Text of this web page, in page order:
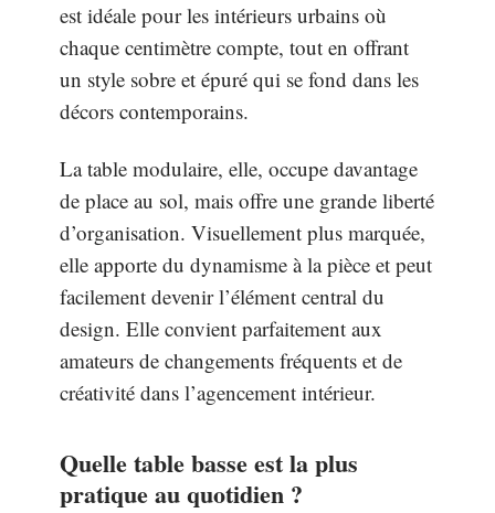
est idéale pour les intérieurs urbains où
chaque centimètre compte, tout en offrant
un style sobre et épuré qui se fond dans les
décors contemporains.
La table modulaire, elle, occupe davantage
de place au sol, mais offre une grande liberté
d’organisation. Visuellement plus marquée,
elle apporte du dynamisme à la pièce et peut
facilement devenir l’élément central du
design. Elle convient parfaitement aux
amateurs de changements fréquents et de
créativité dans l’agencement intérieur.
Quelle table basse est la plus
pratique au quotidien ?